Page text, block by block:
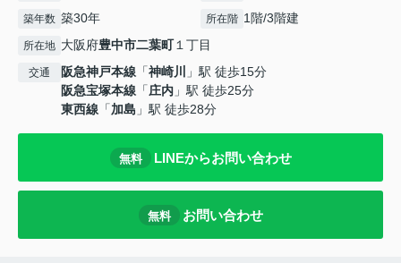
築年数 築30年 所在階 1階/3階建
所在地 大阪府豊中市二葉町１丁目
交通 阪急神戸本線 「神崎川
」駅 徒歩15分
阪急宝塚本線 「庄内 」駅 徒歩25分
東西線 「加島 」駅 徒歩28分
無料 LINEからお問い合わせ
無料 お問い合わせ